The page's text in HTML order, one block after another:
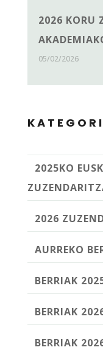
2026 KORU
05/02/2026
2025KO
2026
AURREKO
BERRIAK
BERRIAK
BERRIAK